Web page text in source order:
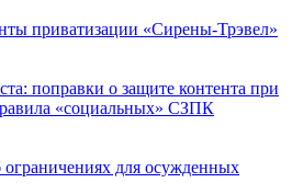
приватизации «Сирены-Трэвел»
поправки о защите контента при
«социальных» СЗПК
для осужденных